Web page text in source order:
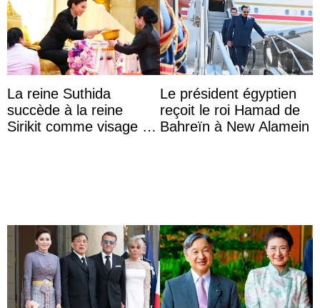
La reine Suthida
succède à la reine
Sirikit comme visage de
Le président égyptien
reçoit le roi Hamad de
Bahreïn à New Alamein